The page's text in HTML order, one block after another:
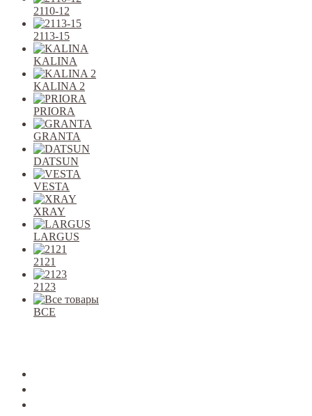
2110-12
2113-15
KALINA
KALINA 2
PRIORA
GRANTA
DATSUN
VESTA
XRAY
LARGUS
2121
2123
ВСЕ